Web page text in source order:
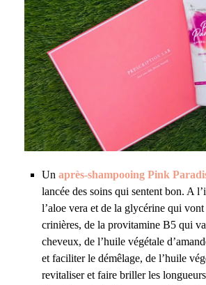
Un après-shampooing Pink
lancée des soins qui sentent bon. A
l’aloe vera et de la glycérine qui
crinières, de la provitamine B5 qui
cheveux, de l’huile végétale
et faciliter le démêlage, de l’huile
revitaliser et faire briller les